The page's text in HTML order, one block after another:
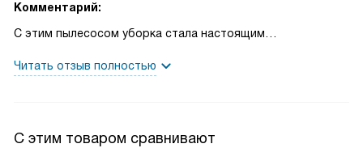
Комментарий:
С этим пылесосом уборка стала настоящим
нравится, что он напольный и мешковый, что очень
Читать отзыв полностью
С этим товаром сравнивают